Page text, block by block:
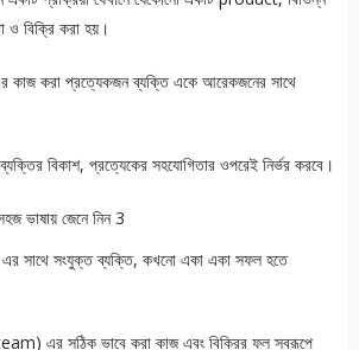
ও বিক্রি করা হয়।
কাজ করা প্রত্যেকজন ব্যক্তি একে আরেকজনের সাথে
বিকাশ, প্রত্যেকের সহযোগিতার ওপরেই নির্ভর করবে।
সংযুক্ত ব্যক্তি, কখনো একা একা সফল হতে
এর সঠিক ভাবে করা কাজ এবং বিক্রির ফল স্বরূপে